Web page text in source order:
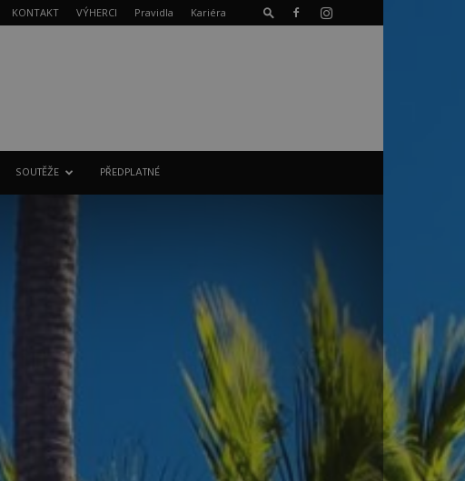
KONTAKT VÝHERCI Pravidla Kariéra
SOUTĚŽE PŘEDPLATNÉ